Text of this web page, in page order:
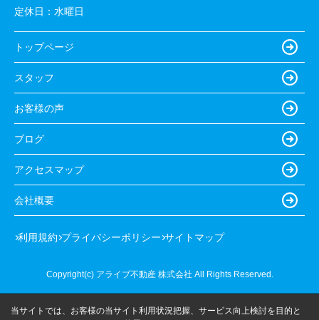
定休日： 水曜日
トップページ
スタッフ
お客様の声
ブログ
アクセスマップ
会社概要
利用規約 プライバシーポリシー サイトマップ
Copyright(c) アライブ不動産 株式会社 All Rights Reserved.
当サイトでは、お客様の当サイト利用状況把握、サービス向上検討を目的と